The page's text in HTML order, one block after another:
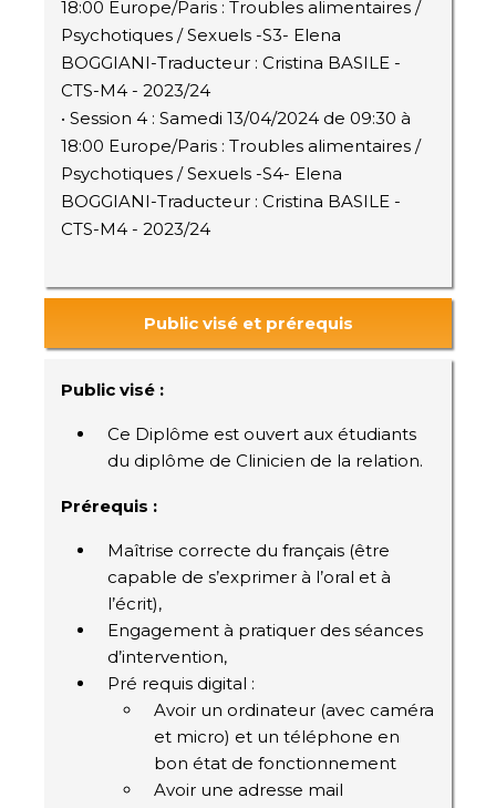
18:00 Europe/Paris : Troubles alimentaires /
Psychotiques / Sexuels -S3- Elena
BOGGIANI-Traducteur : Cristina BASILE -
CTS-M4 - 2023/24
• Session 4 : Samedi 13/04/2024 de 09:30 à
18:00 Europe/Paris : Troubles alimentaires /
Psychotiques / Sexuels -S4- Elena
BOGGIANI-Traducteur : Cristina BASILE -
CTS-M4 - 2023/24
Public visé et prérequis
Public visé :
Ce Diplôme est ouvert aux étudiants
du diplôme de Clinicien de la relation.
Prérequis :
Maîtrise correcte du français (être
capable de s’exprimer à l’oral et à
l’écrit),
Engagement à pratiquer des séances
d’intervention,
Pré requis digital :
Avoir un ordinateur (avec caméra
et micro) et un téléphone en
bon état de fonctionnement
Avoir une adresse mail